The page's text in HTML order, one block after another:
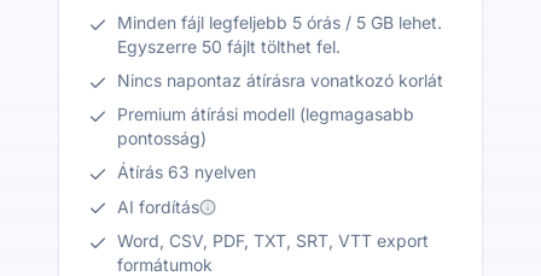
Minden fájl legfeljebb 5 órás / 5 GB lehet.
Egyszerre 50 fájlt tölthet fel.
Nincs napontaz átírásra vonatkozó korlát
Premium átírási modell (legmagasabb
pontosság)
Átírás 63 nyelven
AI fordítás
Word, CSV, PDF, TXT, SRT, VTT export
formátumok